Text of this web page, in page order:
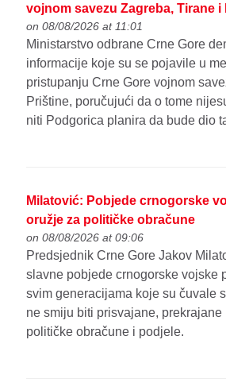
vojnom savezu Zagreba, Tirane i
on 08/08/2026 at 11:01
Ministarstvo odbrane Crne Gore
informacije koje su se pojavile u
pristupanju Crne Gore vojnom
Prištine, poručujući da o tome
niti Podgorica planira da bude dio
Milatović: Pobjede crnogorske
oružje za političke obračune
on 08/08/2026 at 09:06
Predsjednik Crne Gore Jakov
slavne pobjede crnogorske vojske
svim generacijama koje su čuvale
ne smiju biti prisvajane, prekrajane
političke obračune i podjele.